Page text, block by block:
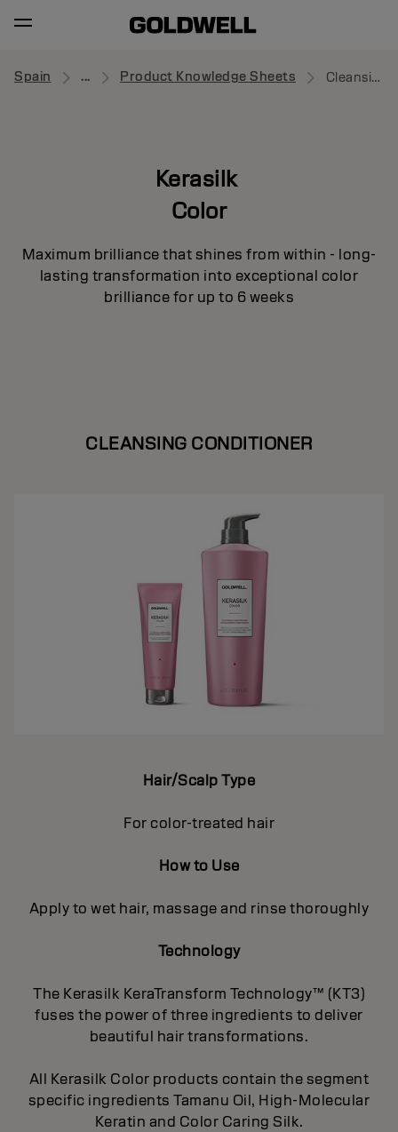
Spain ... Product Knowledge Sheets Cleansing Conditioner
Kerasilk
Color
Maximum brilliance that shines from within - long-
lasting transformation into exceptional color
brilliance for up to 6 weeks
CLEANSING CONDITIONER
Hair/Scalp Type
For color-treated hair
How to Use
Apply to wet hair, massage and rinse thoroughly
Technology
The Kerasilk KeraTransform Technology™ (KT3)
fuses the power of three ingredients to deliver
beautiful hair transformations.
All Kerasilk Color products contain the segment
specific ingredients Tamanu Oil, High-Molecular
Keratin and Color Caring Silk.